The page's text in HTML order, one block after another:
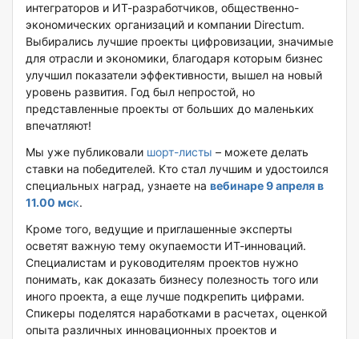
интеграторов и ИТ-разработчиков, общественно-
экономических организаций и компании Directum.
Выбирались лучшие проекты цифровизации, значимые
для отрасли и экономики, благодаря которым бизнес
улучшил показатели эффективности, вышел на новый
уровень развития. Год был непростой, но
представленные проекты от больших до маленьких
впечатляют!
Мы уже публиковали шорт-листы – можете делать
ставки на победителей. Кто стал лучшим и удостоился
специальных наград, узнаете на вебинаре9 апреля в
11.00 мск.
Кроме того, ведущие и приглашенные эксперты
осветят важную тему окупаемости ИТ-инноваций.
Специалистам и руководителям проектов нужно
понимать, как доказать бизнесу полезность того или
иного проекта, а еще лучше подкрепить цифрами.
Спикеры поделятся наработками в расчетах, оценкой
опыта различных инновационных проектов и